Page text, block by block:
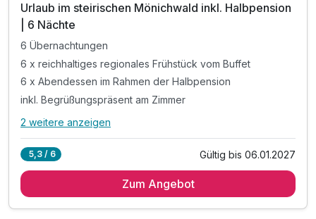
Urlaub im steirischen Mönichwald inkl. Halbpension
| 6 Nächte
6 Übernachtungen
6 x reichhaltiges regionales Frühstück vom Buffet
6 x Abendessen im Rahmen der Halbpension
inkl. Begrüßungspräsent am Zimmer
Alle Inklusivleistungen
6 x reichhaltiges regionales Frühstück vom Buffet
2 weitere anzeigen
5,3 / 6 Gültig bis 06.01.2027
Zum Angebot